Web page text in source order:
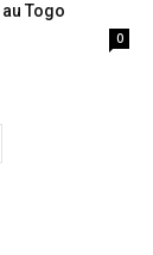
Togo
0